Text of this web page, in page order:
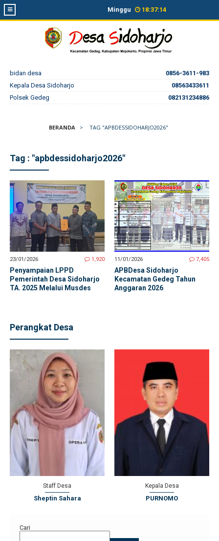
Minggu 18:37:14
bidan desa
0856-3611-983
Kepala Desa Sidoharjo
08563433611
Polsek Gedeg
082131234886
BERANDA > TAG "APBDESSIDOHARJO2026"
Tag : "apbdessidoharjo2026"
23/01/2026 1,920
Penyampaian LPPD
Pemerintah Desa Sidoharjo
TA. 2025 Melalui Musdes
11/01/2026 7,405
APBDesa Sidoharjo
Kecamatan Gedeg Tahun
Anggaran 2026
Perangkat Desa
Staff Desa
Sheptin Sahara
Kepala Desa
PURNOMO
Cari